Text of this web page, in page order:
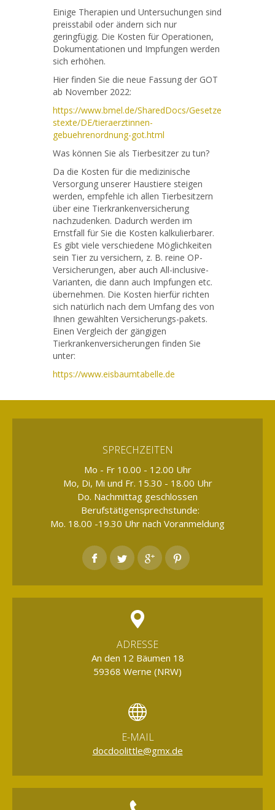
Einige Therapien und Untersuchungen sind
preisstabil oder ändern sich nur
geringfügig. Die Kosten für Operationen,
Dokumentationen und Impfungen werden
sich erhöhen.
Hier finden Sie die neue Fassung der GOT
ab November 2022:
https://www.bmel.de/SharedDocs/Gesetze
stexte/DE/tieraerztinnen-
gebuehrenordnung-got.html
Was können Sie als Tierbesitzer zu tun?
Da die Kosten für die medizinische
Versorgung unserer Haustiere steigen
werden, empfehle ich allen Tierbesitzern
über eine Tierkrankenversicherung
nachzudenken. Dadurch werden im
Ernstfall für Sie die Kosten kalkulierbarer.
Es gibt viele verschiedene Möglichkeiten
sein Tier zu versichern, z. B. reine OP-
Versicherungen, aber auch All-inclusive-
Varianten, die dann auch Impfungen etc.
übernehmen. Die Kosten hierfür richten
sich natürlich nach dem Umfang des von
Ihnen gewählten Versicherungs-pakets.
Einen Vergleich der gängigen
Tierkrankenversicherungen finden Sie
unter:
https://www.eisbaumtabelle.de
SPRECHZEITEN
Mo - Fr 10.00 - 12.00 Uhr
Mo, Di, Mi und Fr. 15.30 - 18.00 Uhr
Do. Nachmittag geschlossen
Berufstätigensprechstunde:
Mo. 18.00 -19.30 Uhr nach Voranmeldung
ADRESSE
An den 12 Bäumen 18
59368 Werne (NRW)
E-MAIL
docdoolittle@gmx.de